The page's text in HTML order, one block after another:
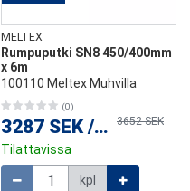
MELTEX
Rumpuputki SN8 450/400mm
x 6m
100110 Meltex Muhvilla
(0)
3287 SEK / kpl3652 SEK
Tilattavissa
kpl